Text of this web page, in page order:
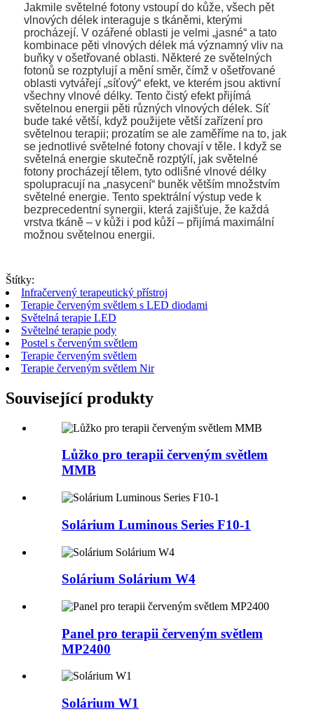
Jakmile světelné fotony vstoupí do kůže, všech pět
vlnových délek interaguje s tkáněmi, kterými
procházejí. V ozářené oblasti je velmi „jasné“ a tato
kombinace pěti vlnových délek má významný vliv na
buňky v ošetřované oblasti. Některé ze světelných
fotonů se rozptylují a mění směr, čímž v ošetřované
oblasti vytvářejí „síťový“ efekt, ve kterém jsou aktivní
všechny vlnové délky. Tento čistý efekt přijímá
světelnou energii pěti různých vlnových délek. Síť
bude také větší, když použijete větší zařízení pro
světelnou terapii; prozatím se ale zaměříme na to, jak
se jednotlivé světelné fotony chovají v těle. I když se
světelná energie skutečně rozptýlí, jak světelné
fotony procházejí tělem, tyto odlišné vlnové délky
spolupracují na „nasycení“ buněk větším množstvím
světelné energie. Tento spektrální výstup vede k
bezprecedentní synergii, která zajišťuje, že každá
vrstva tkáně – v kůži i pod kůží – přijímá maximální
možnou světelnou energii.
Štítky:
Infračervený terapeutický přístroj
Terapie červeným světlem s LED diodami
Světelná terapie LED
Světelné terapie pody
Postel s červeným světlem
Terapie červeným světlem
Terapie červeným světlem Nir
Související produkty
Lůžko pro terapii červeným světlem
MMB
Solárium Luminous Series F10-1
Solárium Solárium W4
Panel pro terapii červeným světlem
MP2400
Solárium W1